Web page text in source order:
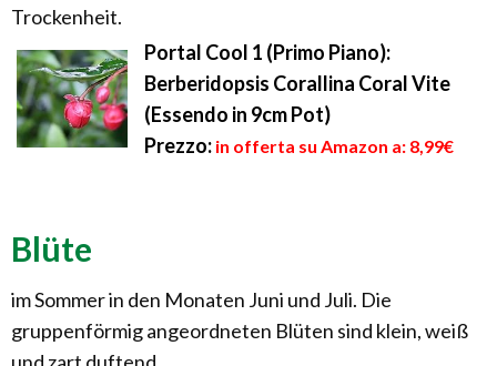
Trockenheit.
Portal Cool 1 (Primo Piano):
Berberidopsis Corallina Coral Vite
(Essendo in 9cm Pot)
Prezzo: in offerta su Amazon a: 8,99€
Blüte
im Sommer in den Monaten Juni und Juli. Die
gruppenförmig angeordneten Blüten sind klein, weiß